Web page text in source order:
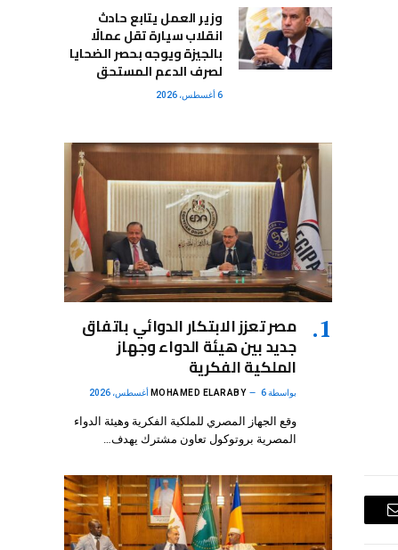
البريد
وزير العمل يتابع حادث
انقلاب سيارة تقل عمالًا
بالجيزة ويوجه بحصر الضحايا
لصرف الدعم المستحق
6 أغسطس، 2026
مصر تعزز الابتكار الدوائي باتفاق
جديد بين هيئة الدواء وجهاز
الملكية الفكرية
بواسطة MOHAMED ELARABY 6 أغسطس، 2026
وقع الجهاز المصري للملكية الفكرية وهيئة الدواء
المصرية بروتوكول تعاون مشترك يهدف…